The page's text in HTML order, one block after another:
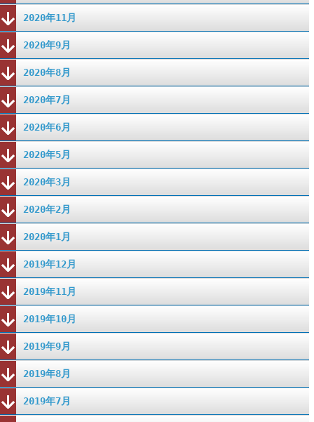
2020年11月
2020年9月
2020年8月
2020年7月
2020年6月
2020年5月
2020年3月
2020年2月
2020年1月
2019年12月
2019年11月
2019年10月
2019年9月
2019年8月
2019年7月